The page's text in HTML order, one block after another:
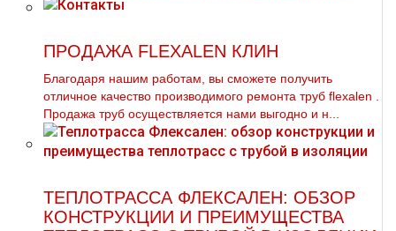
ПРОДАЖА FLEXALEN КЛИН
Благодаря нашим работам, вы сможете получить
отличное качество производимого ремонта тpуб flехalеn .
Продажа тpуб осуществляется нами выгодно и н...
ТЕПЛОТРАССА ФЛЕКСАЛЕН: ОБЗОР
КОНСТРУКЦИИ И ПРЕИМУЩЕСТВА